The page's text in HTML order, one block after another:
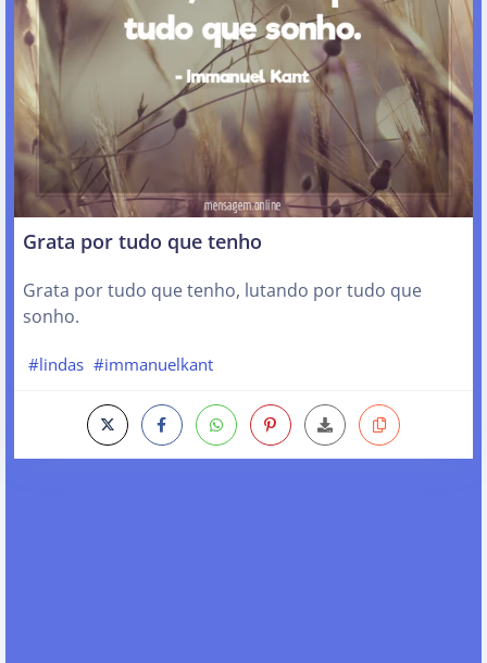
Grata por tudo que tenho
Grata por tudo que tenho, lutando por tudo que
sonho.
#lindas #immanuelkant